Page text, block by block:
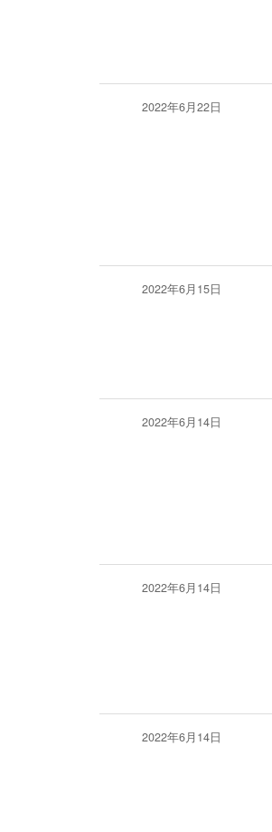
2022年6月22日
2022年6月15日
2022年6月14日
2022年6月14日
2022年6月14日